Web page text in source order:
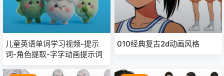
儿童英语单词学习视频-提示
词-角色提取-字字动画提示词
010经典复古2d动画风格